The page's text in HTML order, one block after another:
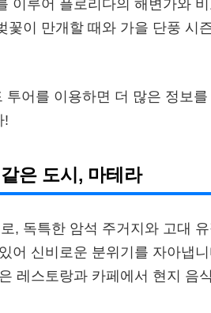
이루어 플로리다의 해변가와
꽃이 만개할 때와 가을 단풍 시
어를 이용하면 더 많은 정보
!
은 도시, 마테라
, 독특한 암석 주거지와 고대
어 신비로운 분위기를 자아냅
레스토랑과 카페에서 현지 음